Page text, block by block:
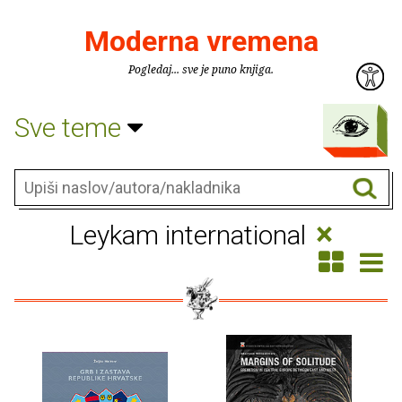
Moderna vremena
Pogledaj... sve je puno knjiga.
Sve teme
Leykam international ×